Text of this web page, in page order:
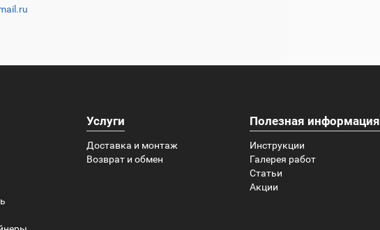
Услуги
Доставка и монтаж
Возврат и обмен
Полезная информация
Инструкции
Галерея работ
Статьи
Акции